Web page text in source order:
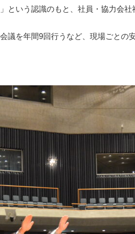
という認識のもと、社員・協力会
議を年間9回行うなど、現場ごと